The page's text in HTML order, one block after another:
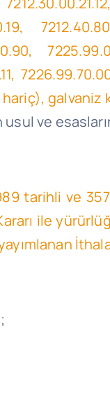
galvaniz
usul ve
tarihli ve
ile